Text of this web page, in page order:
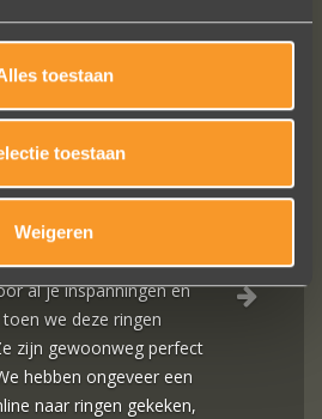
toestaan
toestaan
Weigeren
LES MÉDIAS SOCIAUX
klantenservice.
al je inspanningen en
toen we deze ringen
zijn gewoonweg perfect
hebben ongeveer een
naar ringen gekeken,